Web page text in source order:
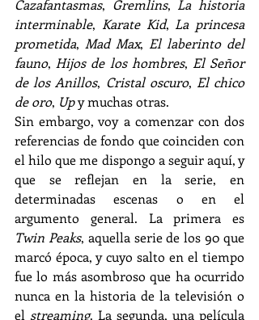
Cazafantasmas, Gremlins, La historia
interminable, Karate Kid, La princesa
prometida, Mad Max, El laberinto del
fauno, Hijos de los hombres, El Señor
de los Anillos, Cristal oscuro, El chico
de oro, Up y muchas otras.
Sin embargo, voy a comenzar con dos
referencias de fondo que coinciden con
el hilo que me dispongo a seguir aquí, y
que se reflejan en la serie, en
determinadas escenas o en el
Twin Peaks, aquella serie de los 90 que
marcó época, y cuyo salto en el tiempo
fue lo más asombroso que ha ocurrido
nunca en la historia de la televisión o
el streaming. La segunda, una película